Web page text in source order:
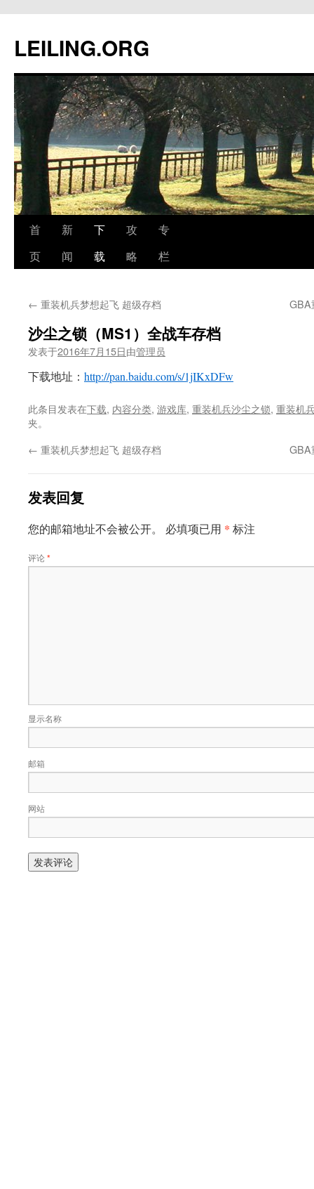
文
LEILING.ORG
首
页
新
闻
下
载
攻
略
专
栏
← 重装机兵梦想起飞 超级存档 GBA
沙尘之锁（MS1）全战车存档
发表于2016年7月15日由管理员
下载地址： http://pan.baidu.com/s/1jIKxDFw
此条目发表在下载, 内容分类, 游戏库, 重装机兵沙尘之锁, 重装机
夹。
← 重装机兵梦想起飞 超级存档 GBA
发表回复
您的邮箱地址不会被公开。 必填项已用 * 标注
评论*
显示名称
邮箱
网站